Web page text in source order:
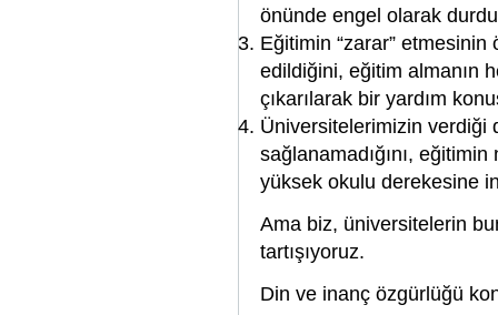
önünde engel olarak
Eğitimin “zarar”
edildiğini, eğitim almanın
çıkarılarak bir yardım
Üniversitelerimizin verdiği
sağlanamadığını,
yüksek okulu derekesine
Ama biz, üniversitelerin
tartışıyoruz.
Din ve inanç özgürlüğü